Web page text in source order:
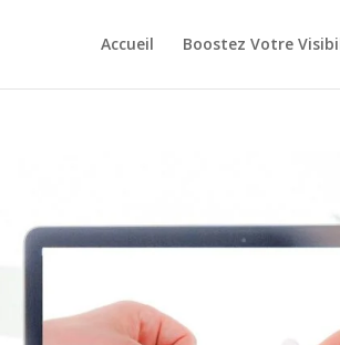
Accueil Boostez Votre